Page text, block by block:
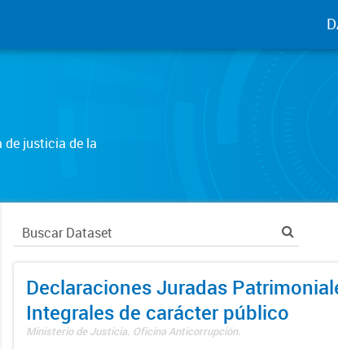
de justicia de la
Declaraciones Juradas
Integrales de carácter público
Ministerio de Justicia. Oficina Anticorrupción.